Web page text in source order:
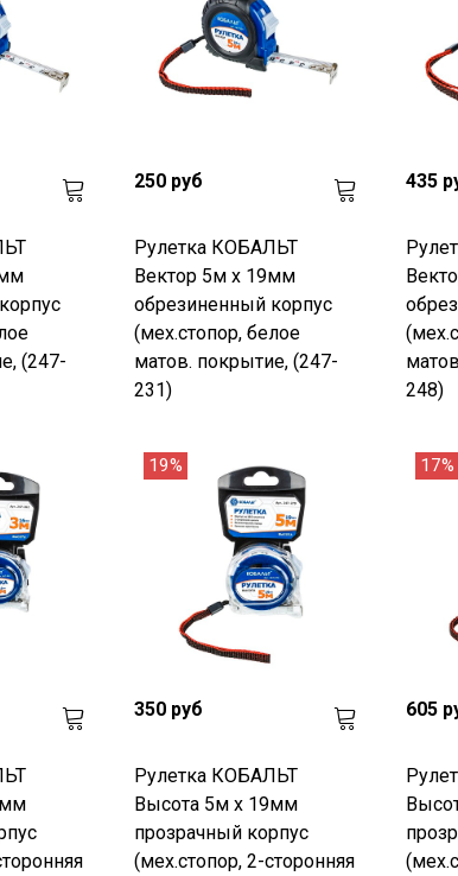
(247-
250 руб
Рулетка КОБАЛЬТ
Вектор 5м x 19мм
обрезиненный корпус
(мех.стопор, белое
матов. покрытие, (247-
231)
435
248)
19%
350 руб
Рулетка КОБАЛЬТ
Высота 5м x 19мм
прозрачный корпус
(мех.стопор, 2-сторонняя
17%
605